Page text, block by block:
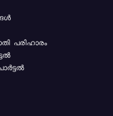
പരിഹാരം